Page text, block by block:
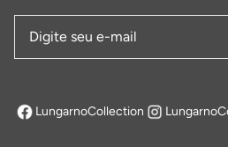
LungarnoCollection
abre em uma nova aba